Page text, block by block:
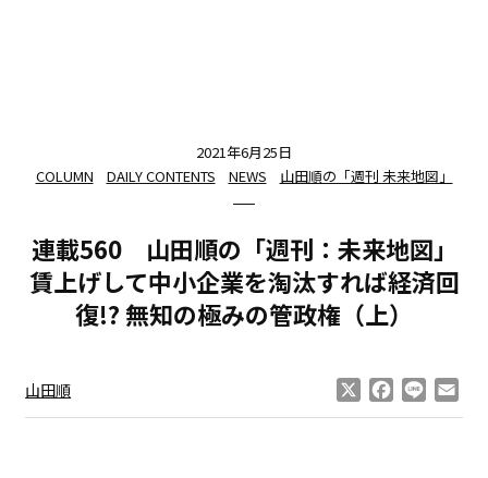
2021年6月25日
COLUMN
DAILY CONTENTS NEWS 山田順の「週刊 未来地図」
連載560 山田順の「週刊：未来地図」
賃上げして中小企業を淘汰すれば経済回
復!? 無知の極みの管政権（上）
山田順 Facebook
Line